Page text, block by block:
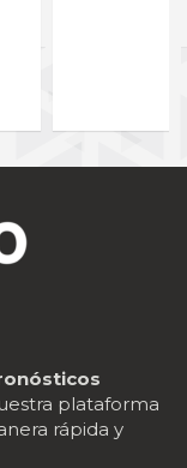
plataforma
rápida y